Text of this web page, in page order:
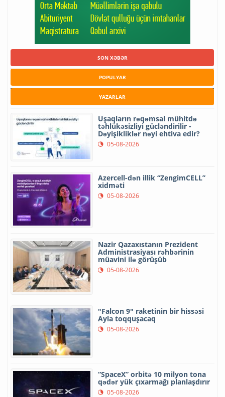
SON XƏBƏR
POPULYAR
YAZARLAR
Uşaqların rəqəmsal mühitdə
təhlükəsizliyi gücləndirilir -
Dəyişikliklər nəyi ehtiva edir?
05-08-2026
Azercell-dən illik “ZengimCELL”
xidməti
05-08-2026
Nazir Qazaxıstanın Prezident
Administrasiyası rəhbərinin
müavini ilə görüşüb
05-08-2026
"Falcon 9" raketinin bir hissəsi
Ayla toqquşacaq
05-08-2026
“SpaceX” orbitə 10 milyon tona
qədər yük çıxarmağı planlaşdırır
05-08-2026